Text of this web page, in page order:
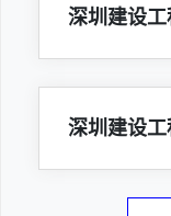
深圳建设
深圳建设